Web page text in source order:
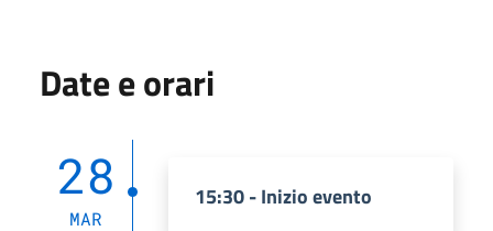
Date e orari
28
MAR
15:30 - Inizio evento